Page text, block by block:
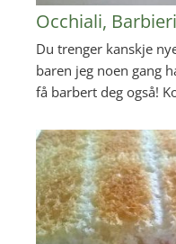
Occhiali,
Du trenger kanskje
baren jeg noen gang
få barbert deg også!